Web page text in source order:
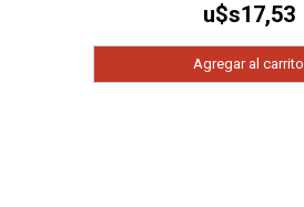
u$s17,53
Agregar al carrito